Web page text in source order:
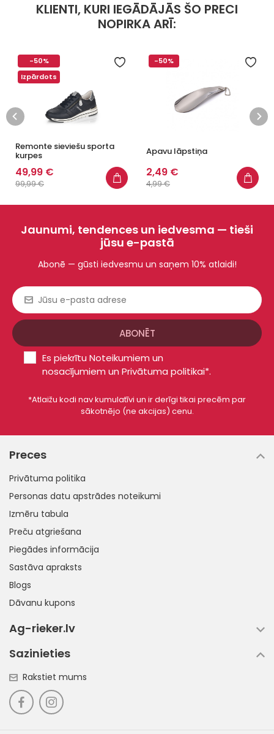
KLIENTI, KURI IEGĀDĀJĀS ŠO PRECI
NOPIRKA ARĪ:
-50%
Izpārdots
Remonte sieviešu sporta
kurpes
49,99 €
99,99 €
-50%
Apavu lāpstiņa
2,49 €
4,99 €
Jaunumi, tendences un iedvesma — tieši
jūsu e-pastā
Abonē — gūsti iedvesmu un saņem 10% atlaidi!
Es piekrītu Noteikumiem un
nosacījumiem un Privātuma politikai*.
*Atlaižu kodi nav kumulatīvi un ir derīgi tikai precēm par
sākotnējo (ne akcijas) cenu.
Preces
Privātuma politika
Personas datu apstrādes noteikumi
Izmēru tabula
Preču atgriešana
Piegādes informācija
Sastāva apraksts
Blogs
Dāvanu kupons
Ag-rieker.lv
Sazinieties
Rakstiet mums